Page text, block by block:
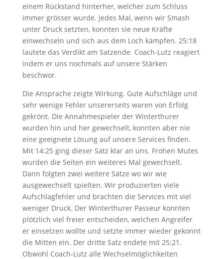
einem Rückstand hinterher, welcher zum Schluss
immer grösser wurde. Jedes Mal, wenn wir Smash
unter Druck setzten, konnten sie neue Kräfte
einwechseln und sich aus dem Loch kämpfen. 25:18
lautete das Verdikt am Satzende. Coach-Lutz reagiert
indem er uns nochmals auf unsere Stärken
beschwor.
Die Ansprache zeigte Wirkung. Gute Aufschläge und
sehr wenige Fehler unsererseits waren von Erfolg
gekrönt. Die Annahmespieler der Winterthurer
wurden hin und her gewechselt, konnten aber nie
eine geeignete Lösung auf unsere Services finden.
Mit 14:25 ging dieser Satz klar an uns. Frohen Mutes
wurden die Seiten ein weiteres Mal gewechselt.
Dann folgten zwei weitere Sätze wo wir wie
ausgewechselt spielten. Wir produzierten viele
Aufschlagfehler und brachten die Services mit viel
weniger Druck. Der Winterthurer Passeur konnten
plötzlich viel freier entscheiden, welchen Angreifer
er einsetzen wollte und setzte immer wieder gekonnt
die Mitten ein. Der dritte Satz endete mit 25:21.
Obwohl Coach-Lutz alle Wechselmöglichkeiten